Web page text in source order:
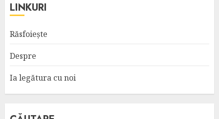
LINKURI
Răsfoiește
Despre
Ia legătura cu noi